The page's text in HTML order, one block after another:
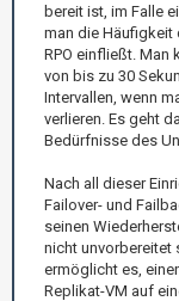
bereit ist, im Falle
man die Häufigkeit
RPO einfließt. Man
von bis zu 30
Intervallen, wenn
verlieren. Es geht
Bedürfnisse des
Nach all dieser
Failover- und
seinen
nicht unvorbereitet
ermöglicht es,
Replikat-VM auf